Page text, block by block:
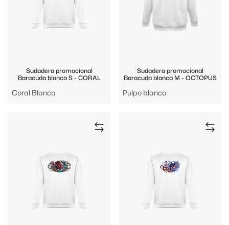
Sudadera promocional
Baracuda blanca S - CORAL
Coral Blanco
Sudadera promocional
Baracuda blanca M - OCTOPUS
Pulpo blanco